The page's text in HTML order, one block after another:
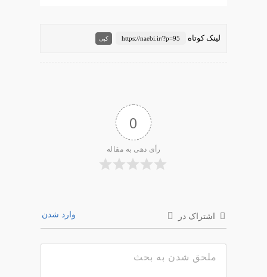
لینک کوتاه https://naebi.ir/?p=95 کپی
0
رأی دهی به مقاله
اشتراک در وارد شدن